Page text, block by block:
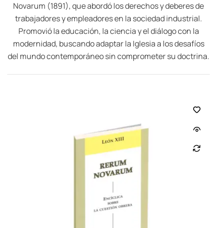
Novarum (1891), que abordó los derechos y deberes de
trabajadores y empleadores en la sociedad industrial.
Promovió la educación, la ciencia y el diálogo con la
modernidad, buscando adaptar la Iglesia a los desafíos
del mundo contemporáneo sin comprometer su doctrina.